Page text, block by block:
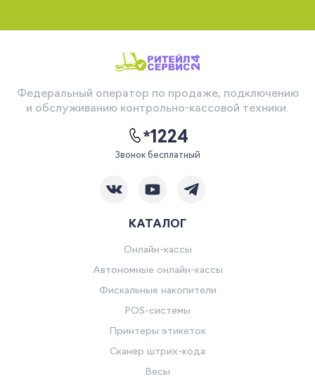
Федеральный оператор по продаже, подключению
и обслуживанию контрольно-кассовой техники.
*1224
Звонок бесплатный
КАТАЛОГ
Онлайн-кассы
Автономные онлайн-кассы
Фискальные накопители
POS-системы
Принтеры этикеток
Сканер штрих-кода
Весы